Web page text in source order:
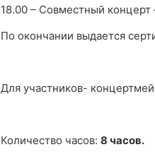
18.00 – Совместный концерт
По окончании выдается
Для участников-
Количество часов: 8 часов.